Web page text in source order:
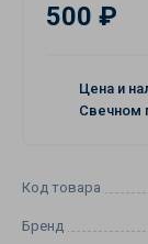
Код товара
Бренд
500 ₽
Цена и
Свечном